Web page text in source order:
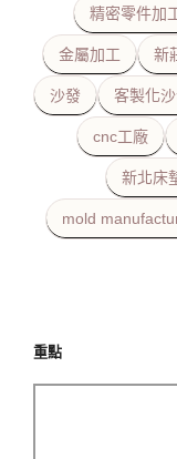
精密零件加
金屬加工 新
沙發 客製化
cnc工廠
新北床
mold
重點